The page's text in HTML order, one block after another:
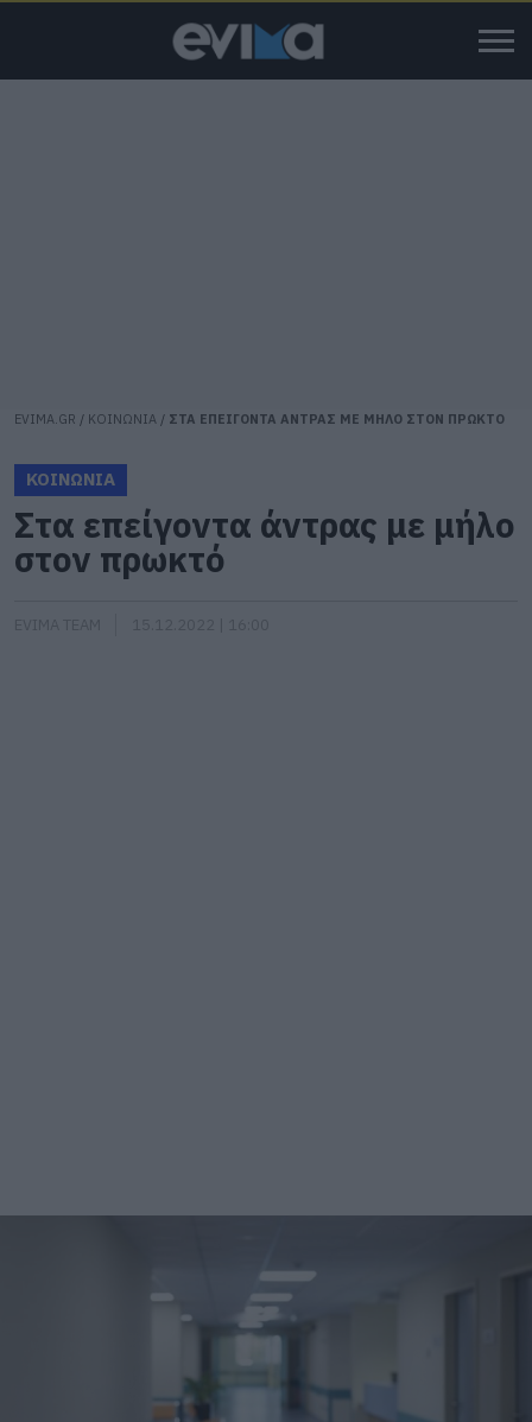
EVIMA.GR / ΚΟΙΝΩΝΙΑ / ΣΤΑ ΕΠΕΙΓΟΝΤΑ ΑΝΤΡΑΣ ΜΕ ΜΗΛΟ ΣΤΟΝ ΠΡΩΚΤΟ
ΚΟΙΝΩΝΙΑ
Στα επείγοντα άντρας με μήλο
στον πρωκτό